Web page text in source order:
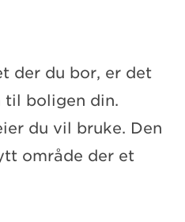
der du bor, er det
til boligen din.
du vil bruke. Den
område der et